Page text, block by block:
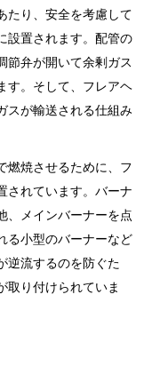
たり、安全を考慮して
設置されます。配管の
節弁が開いて余剰ガス
す。そして、フレアヘ
スが輸送される仕組み
燃焼させるために、フ
されています。バーナ
、メインバーナーを点
る小型のバーナーなど
逆流するのを防ぐた
取り付けられていま